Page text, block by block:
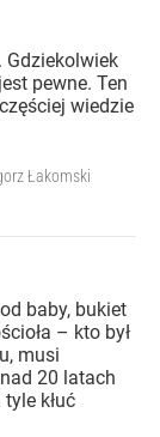
Gdziekolwiek
pewne. Ten
wiedzie
Łakomski
baby, bukiet
– kto był
musi
20 latach
kłuć